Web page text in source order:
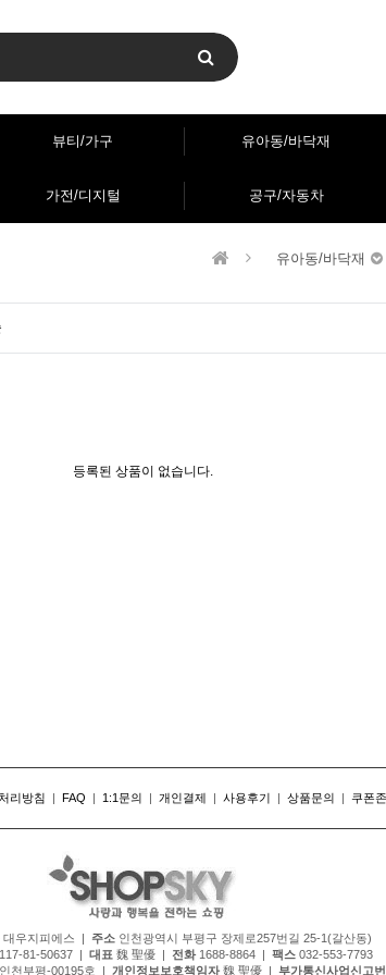
뷰티/가구 유아동/바닥재
가전/디지털 공구/자동차
유아동/바닥재
등록된 상품이 없습니다.
리방침 | FAQ | 1:1문의 | 개인결제 | 사용후기 | 상품문의 | 쿠폰존
대우지피에스 | 주소 인천광역시 부평구 장제로257번길 25-1(갈산동)
117-81-50637 | 대표 魏 聖優 | 전화1688-8864 | 팩스 032-553-7793
천부평-00195호 | 개인정보보호책임자魏 聖優 | 부가통신사업신고